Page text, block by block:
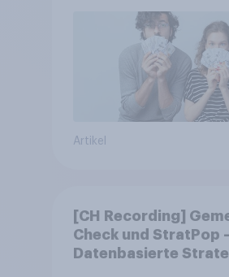
Artikel
[CH Recording]
Check und StratPop
Datenbasierte